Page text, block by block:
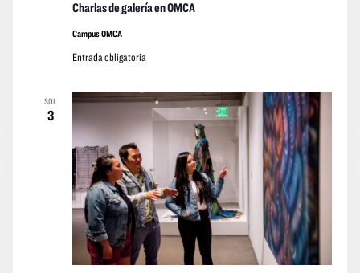
Charlas de galería en OMCA
Campus OMCA
Entrada obligatoria
SOL
3